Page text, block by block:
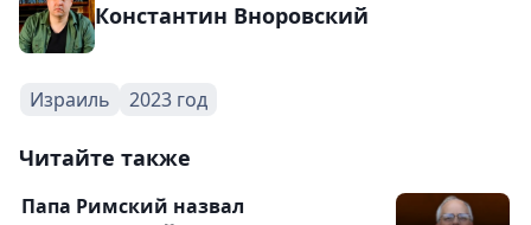
Константин Вноровский
Израиль 2023 год
Читайте также
Папа Римский назвал